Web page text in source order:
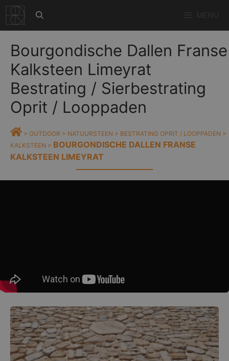
naar
de
inhoudBourgondische Dallen Franse
Kalksteen Limeyrat
Bestrating / Sierbestrating
Oprit / Looppaden
> OUTDOOR > NATUURSTEEN > BESTRATING OPRIT / LOOPPADEN >
KALKSTEEN > BOURGONDISCHE DALLEN FRANSE
KALKSTEEN LIMEYRAT